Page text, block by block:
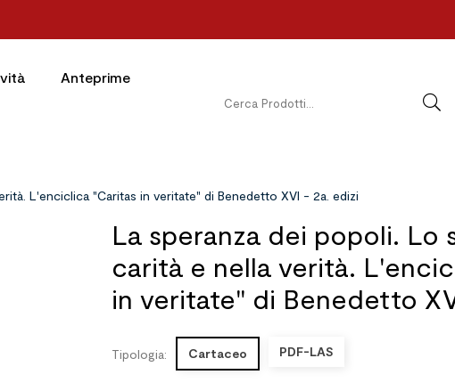
Anteprime
L'enciclica "Caritas in veritate" di Benedetto XVI - 2a. edizi
La speranza dei popoli. Lo
carità e nella verità.
in veritate" di Benedetto
Tipologia: Cartaceo PDF-LAS